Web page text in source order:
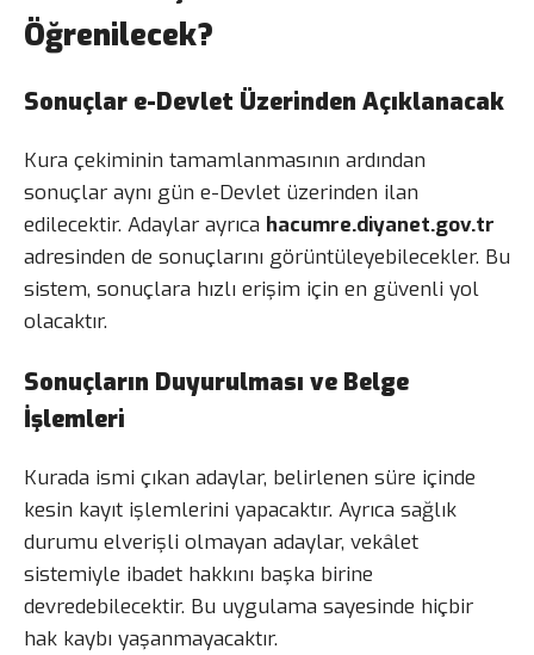
Öğrenilecek?
Sonuçlar e-Devlet Üzerinden Açıklanacak
Kura çekiminin tamamlanmasının ardından
sonuçlar aynı gün e-Devlet üzerinden ilan
edilecektir. Adaylar ayrıca hacumre.diyanet.gov.tr
adresinden de sonuçlarını görüntüleyebilecekler. Bu
sistem, sonuçlara hızlı erişim için en güvenli yol
olacaktır.
Sonuçların Duyurulması ve Belge
İşlemleri
Kurada ismi çıkan adaylar, belirlenen süre içinde
kesin kayıt işlemlerini yapacaktır. Ayrıca sağlık
durumu elverişli olmayan adaylar, vekâlet
sistemiyle ibadet hakkını başka birine
devredebilecektir. Bu uygulama sayesinde hiçbir
hak kaybı yaşanmayacaktır.